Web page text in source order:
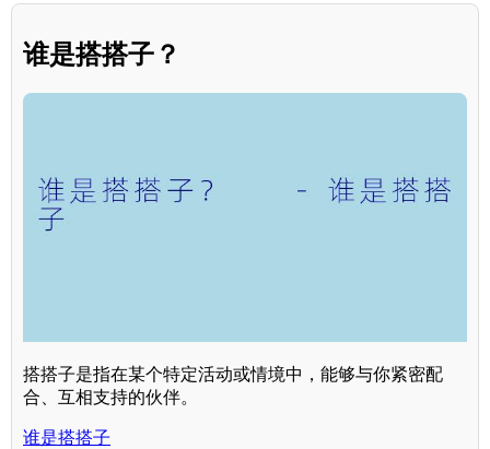
谁是搭搭子？
搭搭子是指在某个特定活动或情境中，能够与你紧密配
合、互相支持的伙伴。
谁是搭搭子